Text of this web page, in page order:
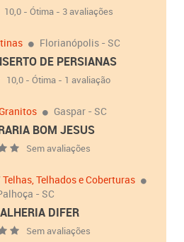
10,0 - Ótima - 3 avaliações
Florianópolis - SC
DE PERSIANAS
10,0 - Ótima - 1 avaliação
Gaspar - SC
BOM JESUS
Sem avaliações
Telhas, Telhados e Coberturas
- SC
DIFER
Sem avaliações